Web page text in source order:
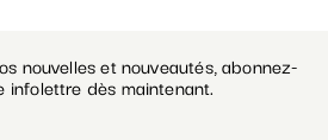
nouvelles et nouveautés, abonnez-
infolettre dès maintenant.